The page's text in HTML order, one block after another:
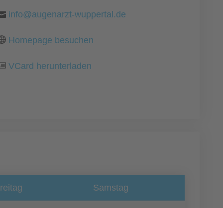
info@augenarzt-wuppertal.de
Homepage besuchen
VCard herunterladen
Samstag